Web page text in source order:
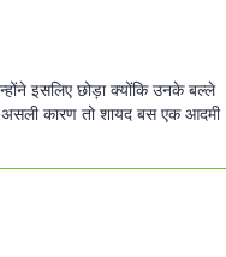
इसलिए छोड़ा क्योंकि उनके बल्ले
असली कारण तो शायद बस एक आदमी